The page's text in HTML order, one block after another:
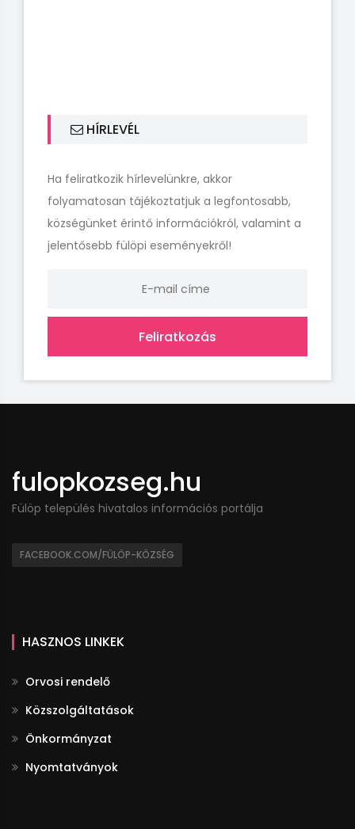
HÍRLEVÉL
Ha feliratkozik hírlevelünkre, akkor
folyamatosan tájékoztatjuk a legfontosabb,
községünket érintő információkról, valamint a
jelentősebb fülöpi eseményekről!
Feliratkozás
fulopkozseg.hu
Fülöp település hivatalos információs portálja
FACEBOOK.COM/FÜLÖP-KÖZSÉG
HASZNOS LINKEK
Orvosi rendelő
Közszolgáltatások
Önkormányzat
Nyomtatványok